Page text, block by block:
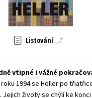
Zahraniční literatura
Všechny tituly
Listování
vtipné i vážné
roku 1994 se Heller po
Jejich životy se chýlí ke